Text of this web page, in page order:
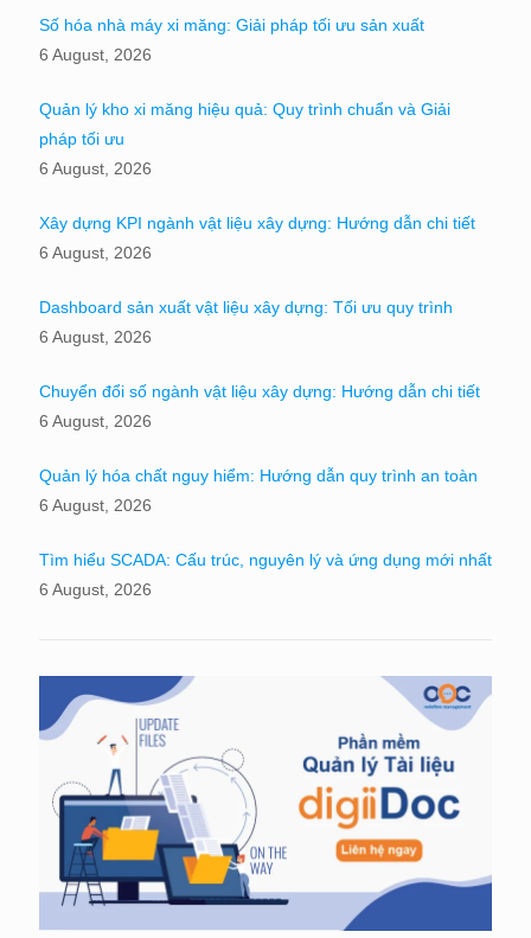
Số hóa nhà máy xi măng: Giải pháp tối ưu sản xuất
6 August, 2026
Quản lý kho xi măng hiệu quả: Quy trình chuẩn và Giải
pháp tối ưu
6 August, 2026
Xây dựng KPI ngành vật liệu xây dựng: Hướng dẫn chi tiết
6 August, 2026
Dashboard sản xuất vật liệu xây dựng: Tối ưu quy trình
6 August, 2026
Chuyển đổi số ngành vật liệu xây dựng: Hướng dẫn chi tiết
6 August, 2026
Quản lý hóa chất nguy hiểm: Hướng dẫn quy trình an toàn
6 August, 2026
Tìm hiểu SCADA: Cấu trúc, nguyên lý và ứng dụng mới nhất
6 August, 2026